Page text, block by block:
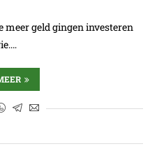
meer geld gingen investeren